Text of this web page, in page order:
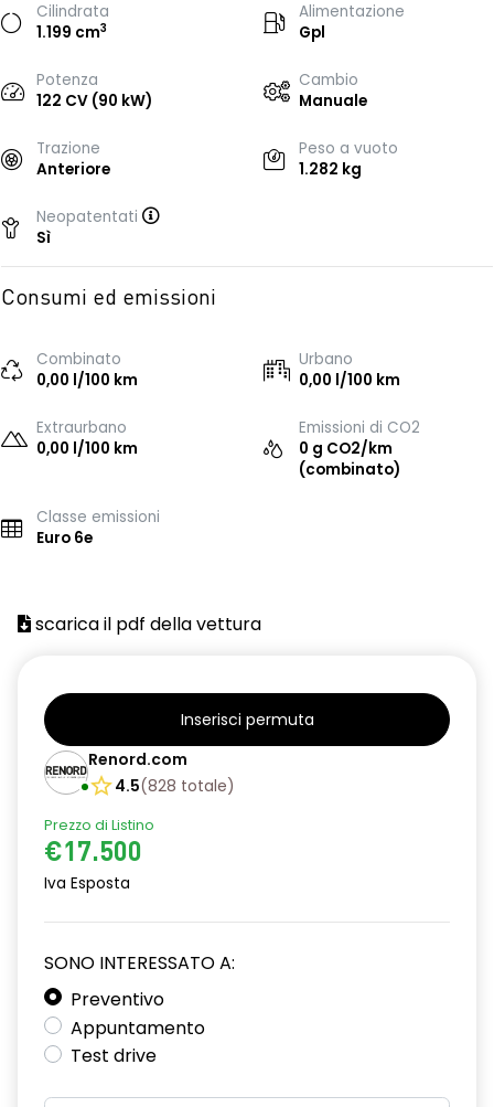
Cilindrata
1.199 cm3
Alimentazione
Gpl
Potenza
122 CV (90 kW)
Cambio
Manuale
Trazione
Anteriore
Peso a vuoto
1.282 kg
Neopatentati
Sì
Consumi ed emissioni
Combinato
0,00 l/100 km
Urbano
0,00 l/100 km
Extraurbano
0,00 l/100 km
Emissioni di CO2
0 g CO2/km
(combinato)
Classe emissioni
Euro 6e
scarica il pdf della vettura
Inserisci permuta
Renord.com
4.5(828 totale)
Prezzo di Listino
€17.500
Iva Esposta
SONO INTERESSATO A:
Preventivo
Appuntamento
Test drive